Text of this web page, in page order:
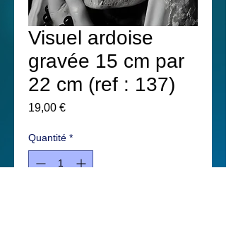
Visuel ardoise
gravée 15 cm par
22 cm (ref : 137)
19,00 €Prix
Quantité *